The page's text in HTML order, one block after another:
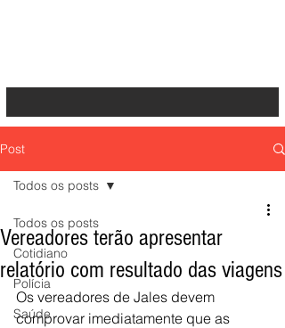
Post
Todos os posts
Cotidiano
Polícia
Saúde
Todos os posts
Vereadores terão apresentar
relatório com resultado das viagens
Os vereadores de Jales devem
comprovar imediatamente que as